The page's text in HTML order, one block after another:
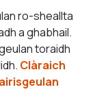
ro-sheallta
a ghabhail.
toraidh
Clàraich